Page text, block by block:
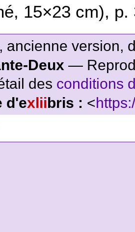
15×23 cm), p.
, ancienne version,
Deux —
des conditions
d'exlii bris : <